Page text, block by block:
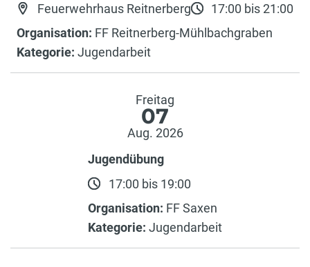
Feuerwehrhaus Reitnerberg
17:00 bis 21:00
Organisation: FF Reitnerberg-Mühlbachgraben
Kategorie: Jugendarbeit
Freitag
07
Aug. 2026
Jugendübung
17:00 bis 19:00
Organisation: FF Saxen
Kategorie: Jugendarbeit